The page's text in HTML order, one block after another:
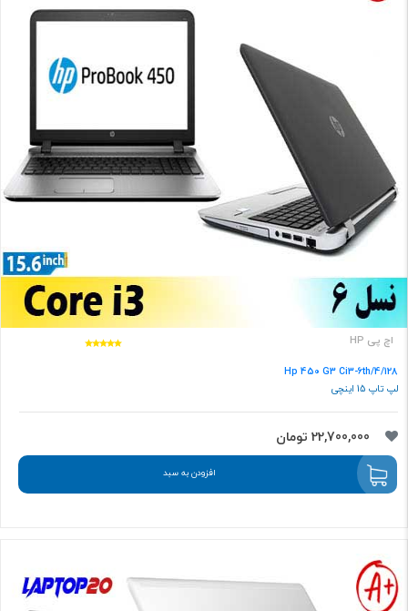
اچ پی HP
Hp 450 G3 Ci3-6th/4/128
لپ تاپ 15 اینچی
22,700,000 تومان
افزودن به سبد